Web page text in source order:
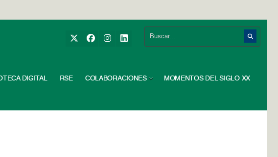
DIGITAL RSE COLABORACIONES MOMENTOS DEL SIGLO XX